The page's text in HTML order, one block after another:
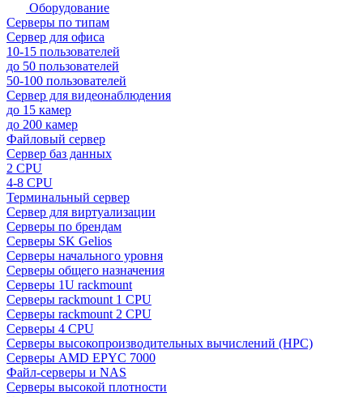
Оборудование
Серверы по типам
Сервер для офиса
10-15 пользователей
до 50 пользователей
50-100 пользователей
Сервер для видеонаблюдения
до 15 камер
до 200 камер
Файловый сервер
Сервер баз данных
2 CPU
4-8 CPU
Терминальный сервер
Сервер для виртуализации
Серверы по брендам
Серверы SK Gelios
Серверы начального уровня
Серверы общего назначения
Серверы 1U rackmount
Серверы rackmount 1 CPU
Серверы rackmount 2 CPU
Серверы 4 CPU
Серверы высокопроизводительных вычислений (HPC)
Серверы AMD EPYC 7000
Файл-серверы и NAS
Серверы высокой плотности